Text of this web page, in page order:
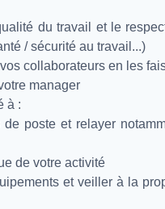
du travail et le
/ sécurité au travail...)
collaborateurs en les
manager
à :
poste et relayer
de votre activité
et veiller à la